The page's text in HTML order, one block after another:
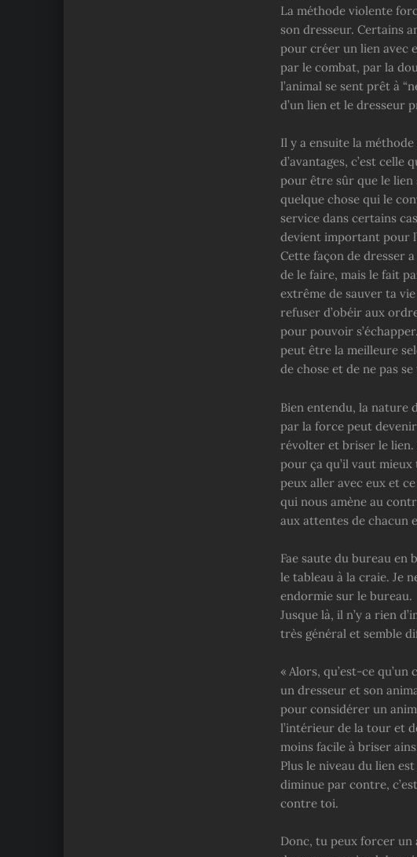
La méthode violente
son dresseur. Certains
pour créer un lien avec
par le combat, par la
l’animal se sent prêt à
d’un lien et le dresseur
Il y a ensuite la
d’avantages, c’est celle
pour être sûr que le
quelque chose qui le
service dans certains
devient important pour
Cette façon de dresser a
de le faire, mais le fait
extrême de sauver ta
refuser d’obéir aux
pour pouvoir
peut être la meilleure
de chose et de ne pas
Bien entendu, la nature
par la force peut
révolter et briser le lien.
pour ça qu’il vaut
peux aller avec eux et
qui nous amène au
aux attentes de chacun
Fae saute du bureau en
le tableau à la craie. Je
endormie sur le bureau.
Jusque là, il n’y a rien
très général et semble
« Alors, qu’est-ce
un dresseur et son
pour considérer un
l’intérieur de la tour et
moins facile à briser
Plus le niveau du lien
diminue par contre,
contre toi.
Donc, tu peux forcer un